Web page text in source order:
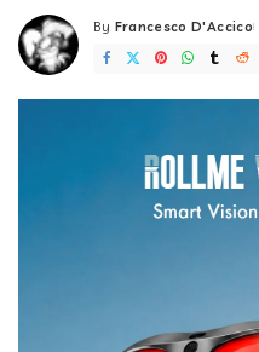
Posted
by
By Francesco D'Accico